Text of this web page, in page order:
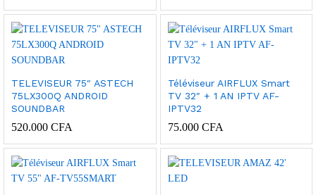
TELEVISEUR 75″ ASTECH
75LX300Q ANDROID
SOUNDBAR
520.000 CFA
Téléviseur AIRFLUX Smart
TV 32″ + 1 AN IPTV AF-
IPTV32
75.000 CFA